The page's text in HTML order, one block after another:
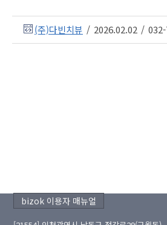
(주)다빈치뷰 / 2026.02.02 /
bizok 이용자 매뉴얼